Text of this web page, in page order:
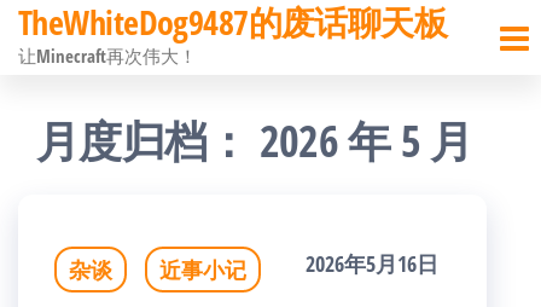
前
往
TheWhiteDog9487的废话聊天板
让Minecraft再次伟大！
月度归档： 2026 年 5 月
杂谈 近事小记 2026年5月16日